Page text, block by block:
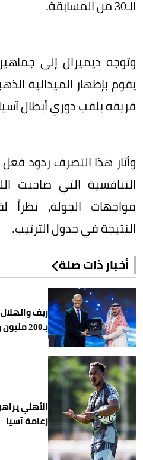
الـ30 من المسابقة.
وتوجه ديميرال إلى
يقوم بإظهار الميدالية
فريقه بلقب دوري أبطال
وأثار هذا التصرف ردود
التنافسية التي صاحبت
مواجهات الجولة، نظراً
النتيجة في جدول الترتيب.
أخبار ذات صلة
ريف
بـ200 مليون ريال حتى عام 2031
الأهلي
زعامة آسيا